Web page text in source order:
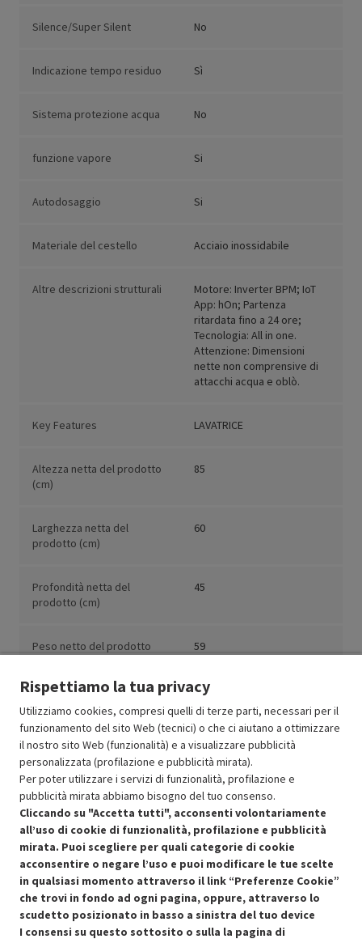
Silence/Super Silent No
Indicazione tempo residuo Sì
Sistema protezione acqua No
funzione vapore Si
Autodosaggio Si
Materiale del cestello Acciaio inossidabile
Altre descrizioni strutturali
Motore: Inverter BPM; IoT
App: hOn; Partenza
ritardata fino a 24 ore;
Tecnologia: All in one.
Attenzione: Dimensioni
nette non comprensive di
attacchi acqua e oblò.
Key Features LAVATRICE
Altezza netta del prodotto
(cm)
85
Larghezza netta del
prodotto (cm)
60
Profondità netta del
prodotto (cm)
45
Peso netto del prodotto
59
Resi e garanzie
Stato prodotti
Rispettiamo la tua privacy
Utilizziamo cookies, compresi quelli di terze parti, necessari per il
funzionamento del sito Web (tecnici) o che ci aiutano a ottimizzare
il nostro sito Web (funzionalità) e a visualizzare pubblicità
personalizzata (profilazione e pubblicità mirata).
Per poter utilizzare i servizi di funzionalità, profilazione e
pubblicità mirata abbiamo bisogno del tuo consenso.
Cliccando su "Accetta tutti", acconsenti volontariamente
all’uso di cookie di funzionalità, profilazione e pubblicità
mirata. Puoi scegliere per quali categorie di cookie
acconsentire o negare l’uso e puoi modificare le tue scelte
in qualsiasi momento attraverso il link “Preferenze Cookie”
che trovi in fondo ad ogni pagina, oppure, attraverso lo
scudetto posizionato in basso a sinistra del tuo device
I consensi su questo sottosito o sulla la pagina di